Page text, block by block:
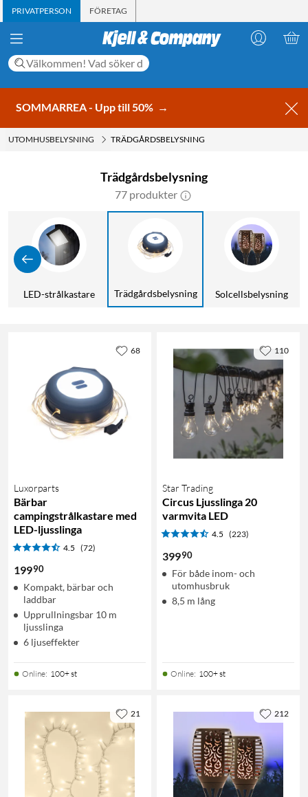
PRIVATPERSON FÖRETAG
SOMMARREA - Upp till 50% →
UTOMHUSBELYSNING TRÄDGÅRDSBELYSNING
Trädgårdsbelysning
77 produkter
LED-strålkastare Trädgårdsbelysning Solcellsbelysning
Luxorparts
Bärbar
campingstrålkastare med
LED-ljusslinga
4.5 (72)
19990
Kompakt, bärbar och
laddbar
Upprullningsbar 10 m
ljusslinga
6 ljuseffekter
Online: 100+ st
68
Star Trading
Circus Ljusslinga 20
varmvita LED
4.5 (223)
39990
För både inom- och
utomhusbruk
8,5 m lång
Online: 100+ st
110
21 212